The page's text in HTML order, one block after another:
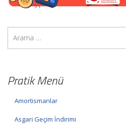
Pratik Menü
Amortismanlar
Asgari Geçim İndirimi